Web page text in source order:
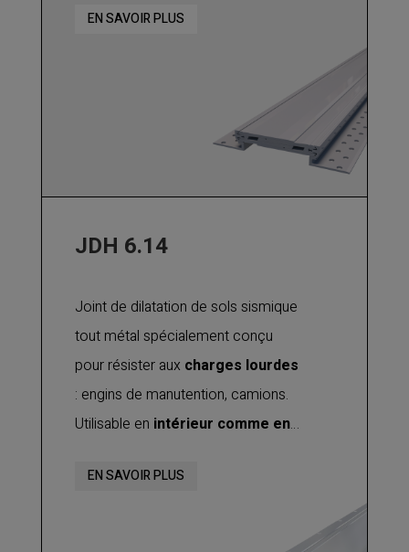
de finitions : carrelage, marbre,
EN SAVOIR PLUS
JDH 6.14
Joint de dilatation de sols sismique
tout métal spécialement conçu
pour résister aux charges lourdes
: engins de manutention, camions.
Utilisable en intérieur comme en
permettent d'importants
EN SAVOIR PLUS